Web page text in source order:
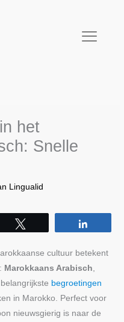
het
Snelle
Lingualid
cultuur betekent
Marokkaans Arabisch
begroetingen
in Marokko. Perfect voor
nieuwsgierig is naar de